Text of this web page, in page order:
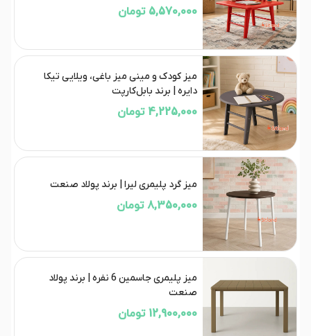
5,570,000 تومان
میز کودک و مینی میز باغی، ویلایی تیکا
دایره | برند بابل‌کارپت
4,225,000 تومان
میز گرد پلیمری لیرا | برند پولاد صنعت
8,350,000 تومان
میز پلیمری جاسمین 6 نفره | برند پولاد
صنعت
12,900,000 تومان